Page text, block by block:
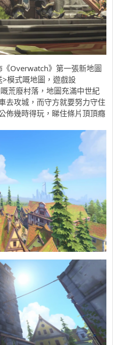
Overwatch》第一張新地圖
模式嘅地圖，遊戲設
荒廢村落，地圖充滿中世紀
去攻城，而守方就要努力守住
佈幾時得玩，睇住條片頂頂癮